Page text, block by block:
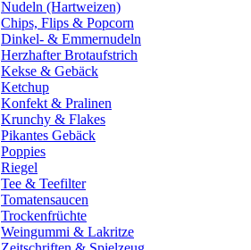
Nudeln (Hartweizen)
Chips, Flips & Popcorn
Dinkel- & Emmernudeln
Herzhafter Brotaufstrich
Kekse & Gebäck
Ketchup
Konfekt & Pralinen
Krunchy & Flakes
Pikantes Gebäck
Poppies
Riegel
Tee & Teefilter
Tomatensaucen
Trockenfrüchte
Weingummi & Lakritze